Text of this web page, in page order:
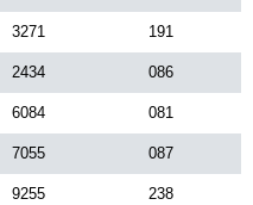
3271 191
2434 086
6084 081
7055 087
9255 238